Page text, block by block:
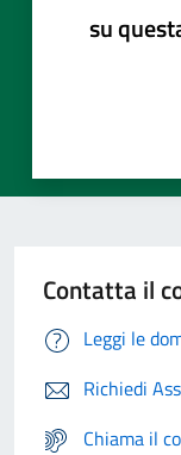
su
Contatta il
Leggi le
Richiedi
Chiama il